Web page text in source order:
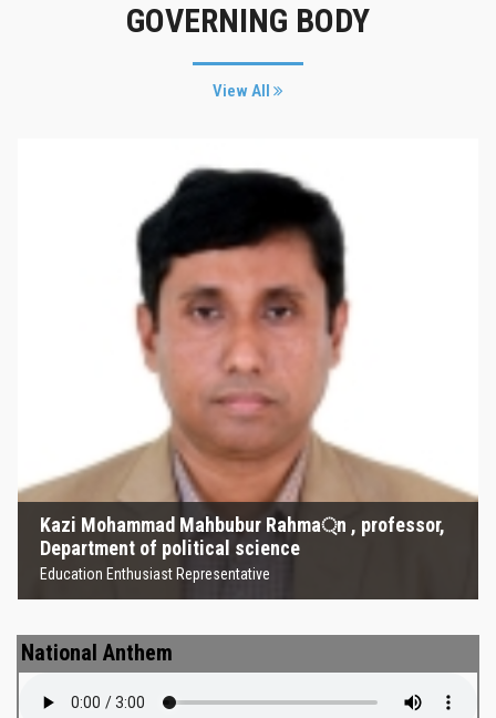
GOVERNING BODY
View All
Kazi Mohammad Mahbubur Rahma্‌n , professor,
Department of political science
Education Enthusiast Representative
Kazi Mohammad Mahbubur
Rahma্‌n , professor, Department
of political science
Education Enthusiast Representative
National Anthem